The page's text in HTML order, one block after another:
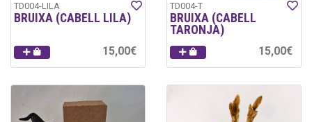
TD004-LILA
BRUIXA (CABELL LILA)
15,00€
TD004-T
BRUIXA (CABELL
TARONJA)
15,00€